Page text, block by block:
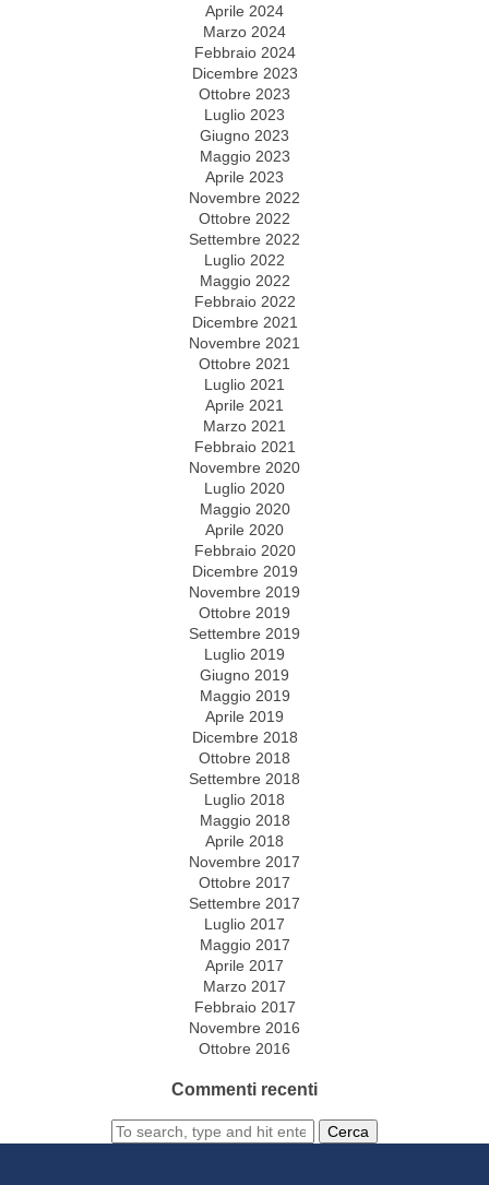
Aprile 2024
Marzo 2024
Febbraio 2024
Dicembre 2023
Ottobre 2023
Luglio 2023
Giugno 2023
Maggio 2023
Aprile 2023
Novembre 2022
Ottobre 2022
Settembre 2022
Luglio 2022
Maggio 2022
Febbraio 2022
Dicembre 2021
Novembre 2021
Ottobre 2021
Luglio 2021
Aprile 2021
Marzo 2021
Febbraio 2021
Novembre 2020
Luglio 2020
Maggio 2020
Aprile 2020
Febbraio 2020
Dicembre 2019
Novembre 2019
Ottobre 2019
Settembre 2019
Luglio 2019
Giugno 2019
Maggio 2019
Aprile 2019
Dicembre 2018
Ottobre 2018
Settembre 2018
Luglio 2018
Maggio 2018
Aprile 2018
Novembre 2017
Ottobre 2017
Settembre 2017
Luglio 2017
Maggio 2017
Aprile 2017
Marzo 2017
Febbraio 2017
Novembre 2016
Ottobre 2016
Commenti recenti
Cerca